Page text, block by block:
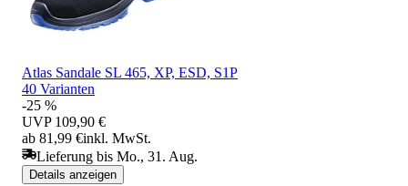
Atlas Sandale SL 465, XP, ESD, S1P
40 Varianten
-25 %
UVP 109,90 €
ab 81,99 €inkl. MwSt.
Lieferung bis Mo., 31. Aug.
Details anzeigen